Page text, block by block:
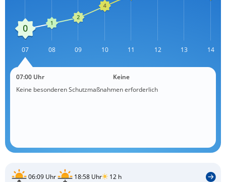
07 08 09 10 11 12 13 14
07:00 Uhr
Keine
Keine besonderen Schutzmaßnahmen erforderlich
06:09 Uhr 18:58 Uhr 12 h